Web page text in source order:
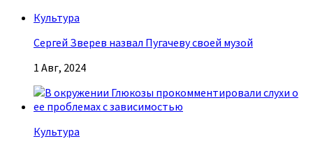
Культура
Сергей Зверев назвал Пугачеву своей музой
1 Авг, 2024
Культура